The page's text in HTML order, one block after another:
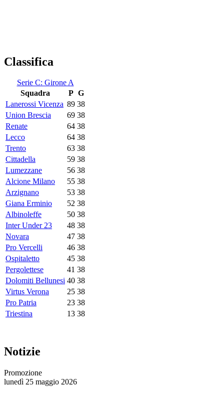
Classifica
Serie C: Girone A
Squadra
P G
Lanerossi Vicenza 89 38
Union Brescia
69 38
Renate
64 38
Lecco
64 38
Trento
63 38
Cittadella
59 38
Lumezzane
56 38
Alcione Milano
55 38
Arzignano
53 38
Giana Erminio
52 38
Albinoleffe
50 38
Inter Under 23
48 38
Novara
47 38
Pro Vercelli
46 38
Ospitaletto
45 38
Pergolettese
41 38
Dolomiti Bellunesi 40 38
Virtus Verona
25 38
Pro Patria
23 38
Triestina
13 38
Notizie
Promozione
lunedì 25 maggio 2026